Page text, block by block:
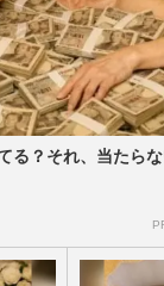
る？それ、当たら